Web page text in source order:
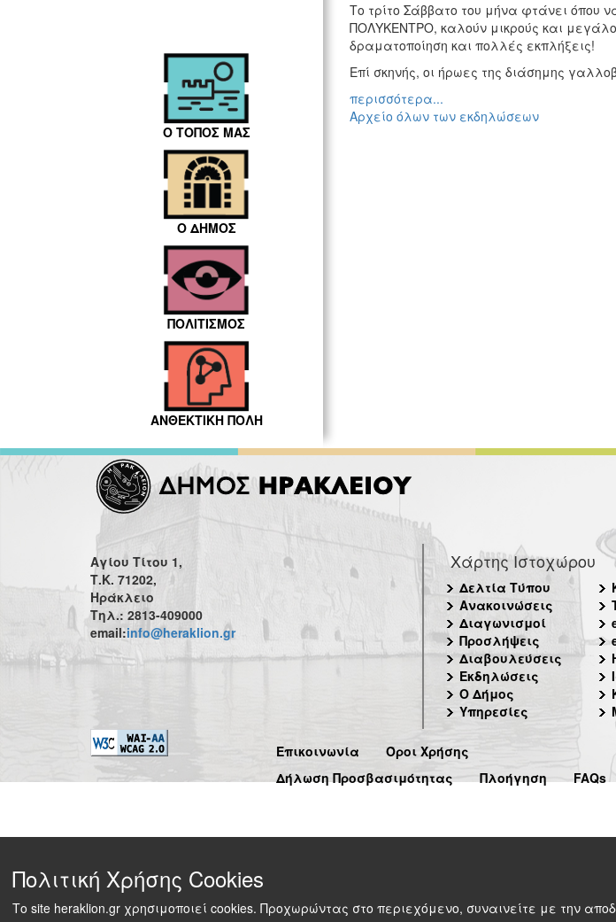
Ο ΤΟΠΟΣ ΜΑΣ
Ο ΔΗΜΟΣ
ΠΟΛΙΤΙΣΜΟΣ
ΑΝΘΕΚΤΙΚΗ ΠΟΛΗ
Το τρίτο Σάββατο του μήνα φτάνει όπου
ΠΟΛΥΚΕΝΤΡΟ, καλούν μικρούς και
δραματοποίηση και πολλές εκπλήξεις!
Επί σκηνής, οι ήρωες της διάσημης
περισσότερα...
Αρχείο όλων των εκδηλώσεων
Αγίου Τίτου 1,
Τ.Κ. 71202,
Ηράκλειο
Τηλ.: 2813-409000
email:info@heraklion.gr
Χάρτης Ιστοχώρου
Δελτία Τύπου
Ανακοινώσεις
Διαγωνισμοί
Προσλήψεις
Διαβουλεύσεις
Εκδηλώσεις
Ο Δήμος
Υπηρεσίες
Επικοινωνία
Όροι Χρήσης
Δήλωση Προσβασιμότητας
Πλοήγηση FAQs
Πολιτική Χρήσης Cookies
Το site heraklion.gr χρησιμοποιεί cookies. Προχωρώντας στο περιεχόμενο, συναινείτε με την